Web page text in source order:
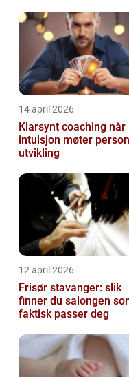
14 april 2026
Klarsynt coaching når
intuisjon møter
utvikling
12 april 2026
Frisør stavanger: slik
finner du salongen
faktisk passer deg